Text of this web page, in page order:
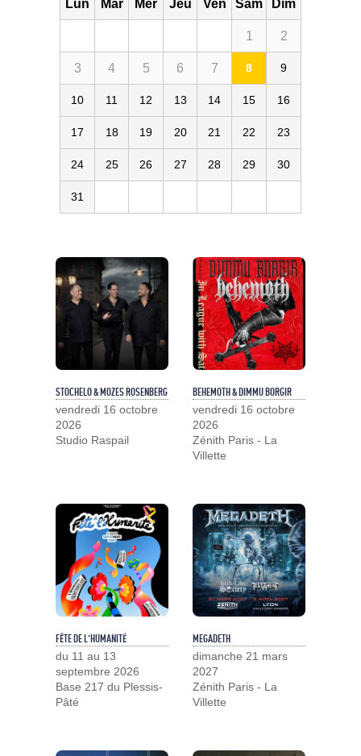
Lun Mar Mer Jeu Ven Sam Dim
1 2
3 4 5 6 7 8 9
10 11 12 13 14 15 16
17 18 19 20 21 22 23
24 25 26 27 28 29 30
31
STOCHELO & MOZES ROSENBERG
vendredi 16 octobre
2026
Studio Raspail
BEHEMOTH & DIMMU BORGIR
vendredi 16 octobre
2026
Zénith Paris - La
Villette
FÊTE DE L'HUMANITÉ
du 11 au 13
septembre 2026
Base 217 du Plessis-
Pâté
MEGADETH
dimanche 21 mars
2027
Zénith Paris - La
Villette